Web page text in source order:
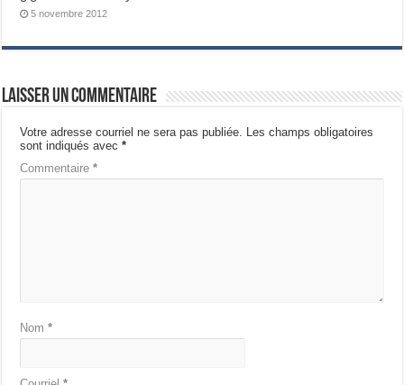
5 novembre 2012
Laisser un commentaire
Votre adresse courriel ne sera pas publiée. Les champs obligatoires
sont indiqués avec*
Commentaire*
Nom*